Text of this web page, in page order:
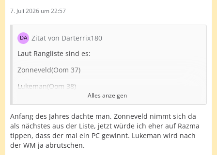
7. Juli 2026 um 22:57
Zitat von Darterrix180
Laut Rangliste sind es:
Zonneveld(Oom 37)
Lukeman(Oom 38)
Razma(Oom 41)
Scutt( Oom 46)
Hood( Oom 47)
Alles anzeigen
Anfang des Jahres dachte man, Zonneveld nimmt sich da
als nächstes aus der Liste, jetzt würde ich eher auf Razma
tippen, dass der mal ein PC gewinnt. Lukeman wird nach
der WM ja abrutschen.